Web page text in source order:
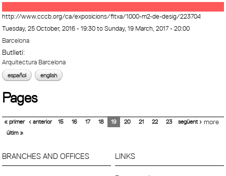
http://www.cccb.org/ca/exposicions/fitxa/1000-m2-de-desig/223704
Tuesday, 25 October, 2016 - 19:30toSunday, 19 March, 2017 - 20:00
Barcelona
Butlletí:
Arquitectura Barcelona
español english
Pages
« primer ‹ anterior 15 16 17 18 19 20 21 22 23
següent ›
últim »
more
BRANCHES AND OFFICES LINKS